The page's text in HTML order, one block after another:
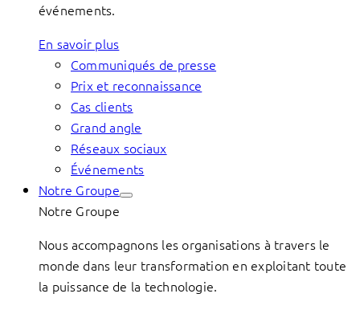
événements.
En savoir plus
Communiqués de presse
Prix et reconnaissance
Cas clients
Grand angle
Réseaux sociaux
Événements
Notre Groupe
Notre Groupe
Nous accompagnons les organisations à travers le
monde dans leur transformation en exploitant toute
la puissance de la technologie.